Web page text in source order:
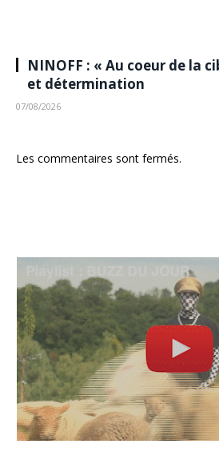
NINOFF : « Au coeur de la
et détermination
07/08/2026
Les commentaires sont fermés.